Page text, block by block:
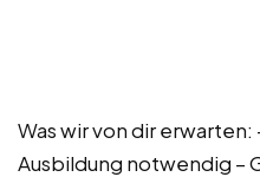
Was wir von dir
Ausbildung notwendig –